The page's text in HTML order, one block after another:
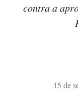
contra a
15 de